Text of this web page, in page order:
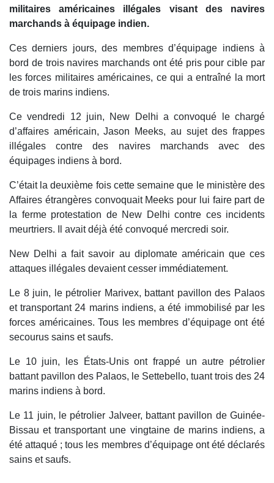
militaires américaines illégales visant des navires
marchands à équipage indien.
Ces derniers jours, des membres d’équipage indiens à
bord de trois navires marchands ont été pris pour cible par
les forces militaires américaines, ce qui a entraîné la mort
de trois marins indiens.
Ce vendredi 12 juin, New Delhi a convoqué le chargé
d’affaires américain, Jason Meeks, au sujet des frappes
illégales contre des navires marchands avec des
équipages indiens à bord.
C’était la deuxième fois cette semaine que le ministère des
Affaires étrangères convoquait Meeks pour lui faire part de
la ferme protestation de New Delhi contre ces incidents
meurtriers. Il avait déjà été convoqué mercredi soir.
New Delhi a fait savoir au diplomate américain que ces
attaques illégales devaient cesser immédiatement.
Le 8 juin, le pétrolier Marivex, battant pavillon des Palaos
et transportant 24 marins indiens, a été immobilisé par les
forces américaines. Tous les membres d’équipage ont été
secourus sains et saufs.
Le 10 juin, les États-Unis ont frappé un autre pétrolier
battant pavillon des Palaos, le Settebello, tuant trois des 24
marins indiens à bord.
Le 11 juin, le pétrolier Jalveer, battant pavillon de Guinée-
Bissau et transportant une vingtaine de marins indiens, a
été attaqué ; tous les membres d’équipage ont été déclarés
sains et saufs.